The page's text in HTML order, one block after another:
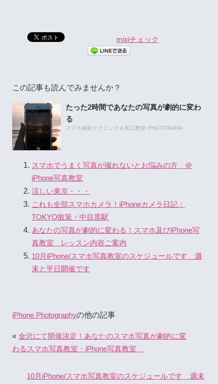
mixiチェック
この記事も読んでみませんか？
たった2時間であなたの写真が劇的に変わ
る
スマホ撮影テクニック＆加工教室-PHOTONANA-
スマホでうまく写真が撮れないとお悩みの方 ＠
iPhone写真教室
涼しい東京・・・
これも全部スマホカメラ！iPhoneカメラ日記：
TOKYO散策・中目黒駅
あなたの写真が劇的に変わる！スマホ及びiPhone写
真教室 レッスン内容ご案内
10月iPhone/スマホ写真教室のスケジュールです 週
末と平日開催です
iPhone Photographyの他の記事
« 金沢にて開催決定！あなたのスマホ写真が劇的に変
わるスマホ写真教室・iPhone写真教室
10月iPhone/スマホ写真教室のスケジュールです 週末